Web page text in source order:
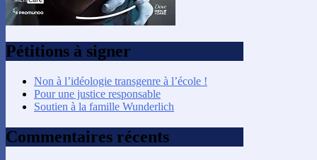
Pétitions à signer
Non à l’idéologie transgenre à l’école !
Pour une justice responsable
Soutien à la famille Wunderlich
Commentaires récents